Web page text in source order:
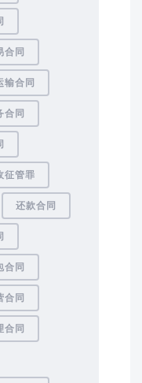
合同
输合同
合同
征管罪
还款合同
合同
合同
合同